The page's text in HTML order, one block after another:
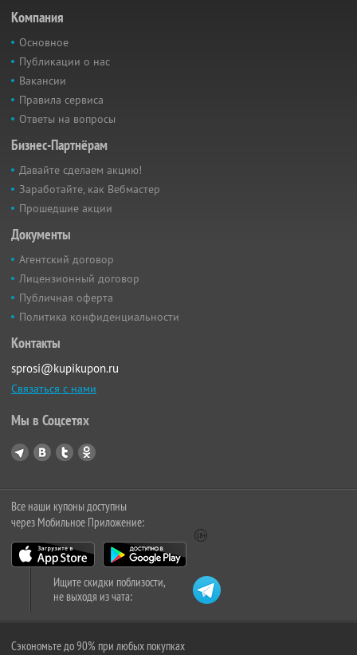
Компания
Основное
Публикации о нас
Вакансии
Правила сервиса
Ответы на вопросы
Бизнес-Партнёрам
Давайте сделаем акцию!
Заработайте, как Вебмастер
Прошедшие акции
Документы
Агентский договор
Лицензионный договор
Публичная оферта
Политика конфиденциальности
Контакты
sprosi@kupikupon.ru
Связаться с нами
Мы в Соцсетях
Все наши купоны доступны
через Мобильное Приложение:
Ищите скидки поблизости,
не выходя из чата:
Сэкономьте до 90% при любых покупках